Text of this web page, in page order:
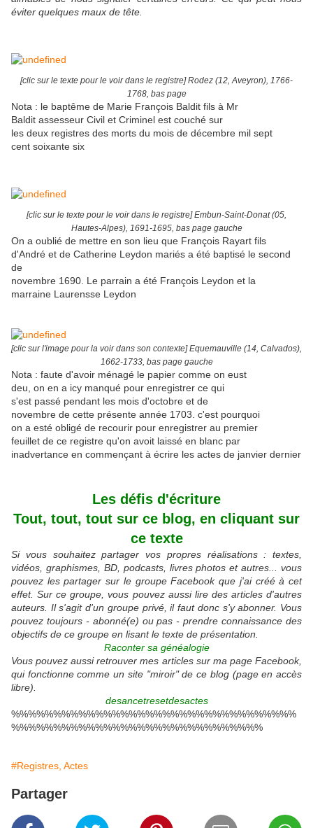
éviter quelques maux de tête.
[clic sur le texte pour le voir dans le registre] Rodez (12, Aveyron), 1766-
1768, bas page
Nota : le baptême de Marie François Baldit fils à Mr
Baldit assesseur Civil et Criminel est couché sur
les deux registres des morts du mois de décembre mil sept
cent soixante six
[clic sur le texte pour le voir dans le registre] Embun-Saint-Donat (05,
Hautes-Alpes), 1691-1695, bas page gauche
On a oublié de mettre en son lieu que François Rayart fils
d'André et de Catherine Leydon mariés a été baptisé le second
de
novembre 1690. Le parrain a été François Leydon et la
marraine Laurensse Leydon
[clic sur l'image pour la voir dans son contexte] Equemauville (14, Calvados),
1662-1733, bas page gauche
Nota : faute d'avoir ménagé le papier comme on eust
deu, on en a icy manqué pour enregistrer ce qui
s'est passé pendant les mois d'octobre et de
novembre de cette présente année 1703. c'est pourquoi
on a esté obligé de recourir pour enregistrer au premier
feuillet de ce registre qu'on avoit laissé en blanc par
inadvertance en commençant à écrire les actes de janvier dernier
Les défis d'écriture
Tout, tout, tout sur ce blog, en cliquant sur
ce texte
Si vous souhaitez partager vos propres réalisations : textes,
vidéos, graphismes, BD, podcasts, livres photos et autres... vous
pouvez les partager sur le groupe Facebook que j'ai créé à cet
effet. Sur ce groupe, vous pouvez aussi lire des articles d'autres
auteurs. Il s'agit d'un groupe privé, il faut donc s'y abonner. Vous
pouvez toujours - abonné(e) ou pas - prendre connaissance des
objectifs de ce groupe en lisant le texte de présentation.
Raconter sa généalogie
Vous pouvez aussi retrouver mes articles sur ma page Facebook,
qui fonctionne comme un site "miroir" de ce blog (page en accès
libre).
desancetresetdesactes
%%%%%%%%%%%%%%%%%%%%%%%%%%%%%%%%%%
%%%%%%%%%%%%%%%%%%%%%%%%%%%%%%
#Registres, Actes
Partager